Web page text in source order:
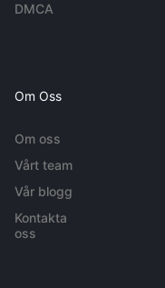
DMCA
Om Oss
Om oss
Vårt team
Vår blogg
Kontakta
oss